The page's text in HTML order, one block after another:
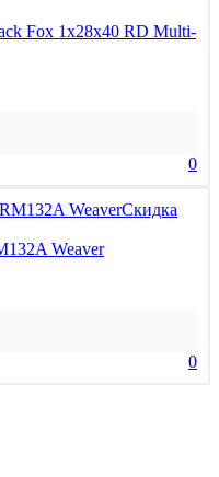
Fox 1x28x40 RD Multi-
0
Скидка
Weaver
0